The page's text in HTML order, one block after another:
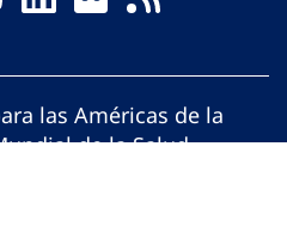
las Américas de la
de la Salud